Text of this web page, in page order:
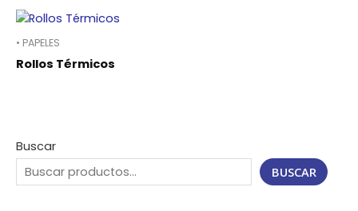
Buscar
BUSCAR
• PAPELES
Rollos Térmicos